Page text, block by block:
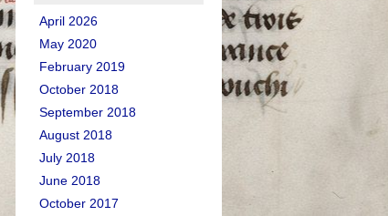
April 2026
May 2020
February 2019
October 2018
September 2018
August 2018
July 2018
June 2018
October 2017